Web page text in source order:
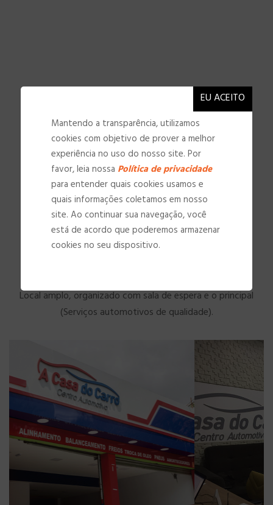
NOSSAS INSTALAÇÕES
Local amplo, organizado com sala de espera e o principal
(Serviços automotivos de qualidade).
Mantendo a transparência, utilizamos
cookies com objetivo de prover a melhor
experiência no uso do nosso site. Por
favor, leia nossa Política de privacidade
para entender quais cookies usamos e
quais informações coletamos em nosso
site. Ao continuar sua navegação, você
está de acordo que poderemos armazenar
cookies no seu dispositivo.